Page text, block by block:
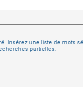
Insérez une liste de
partielles.